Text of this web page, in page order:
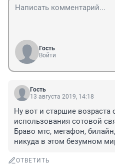
Гость
Войти
Гость
13 августа 2019, 14:18
Ну вот и старшие возраста
использования сотовой
Браво мтс, мегафон,
никуда в этом безумном
ОТВЕТИТЬ